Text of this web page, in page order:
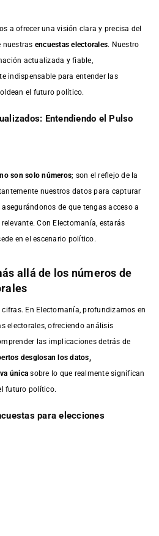
a ofrecer una visión clara y precisa del
nuestras encuestas electorales. Nuestro
actualizada y fiable,
indispensable para entender las
el futuro político.
Entendiendo el Pulso
son solo números; son el reflejo de la
nuestros datos para capturar
de que tengas acceso a
Con Electomanía, estarás
en el escenario político.
allá de los números de
En Electomanía, profundizamos en
electorales, ofreciendo análisis
las implicaciones detrás de
desglosan los datos,
única sobre lo que realmente significan
futuro político.
para elecciones